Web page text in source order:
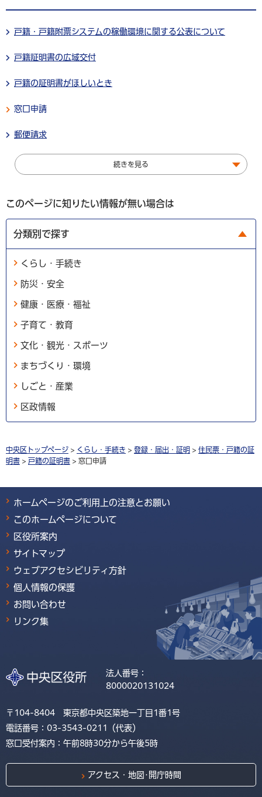
戸籍・戸籍附票システムの稼働環境に関する公表について
戸籍証明書の広域交付
戸籍の証明書がほしいとき
窓口申請
郵便請求
続きを見る
このページに知りたい情報が無い場合は
分類別で探す
くらし・手続き
防災・安全
健康・医療・福祉
子育て・教育
文化・観光・スポーツ
まちづくり・環境
しごと・産業
区政情報
中央区トップページ > くらし・手続き > 登録・届出・証明 > 住民票・戸籍の証
明書 > 戸籍の証明書 > 窓口申請
ホームページのご利用上の注意とお願い
このホームページについて
区役所案内
サイトマップ
ウェブアクセシビリティ方針
個人情報の保護
お問い合わせ
リンク集
法人番号：
8000020131024
〒104-8404 東京都中央区築地一丁目1番1号
電話番号：03-3543-0211（代表）
窓口受付案内：午前8時30分から午後5時
アクセス・地図･開庁時間